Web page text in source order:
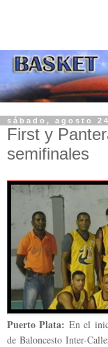
sábado, agosto 24
First y
semifinales
Puerto Plata:En el
de Baloncesto Inter-